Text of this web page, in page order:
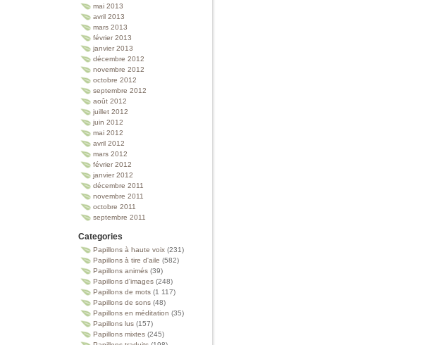
mai 2013
avril 2013
mars 2013
février 2013
janvier 2013
décembre 2012
novembre 2012
octobre 2012
septembre 2012
août 2012
juillet 2012
juin 2012
mai 2012
avril 2012
mars 2012
février 2012
janvier 2012
décembre 2011
novembre 2011
octobre 2011
septembre 2011
Categories
Papillons à haute voix (231)
Papillons à tire d'aile (582)
Papillons animés (39)
Papillons d'images (248)
Papillons de mots (1 117)
Papillons de sons (48)
Papillons en méditation (35)
Papillons lus (157)
Papillons mixtes (245)